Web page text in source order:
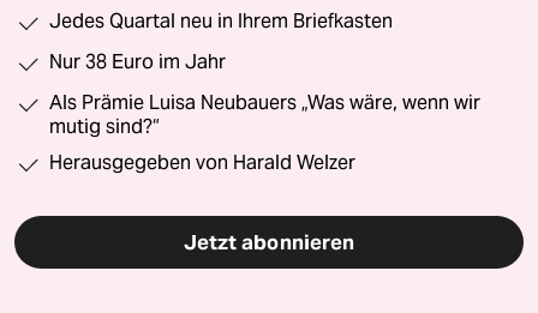
Jedes Quartal neu in Ihrem Briefkasten
Nur 38 Euro im Jahr
Als Prämie Luisa Neubauers „Was wäre, wenn wir
mutig sind?“
Herausgegeben von Harald Welzer
Jetzt abonnieren